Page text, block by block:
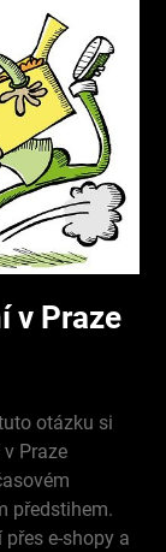
v Praze
otázku si
Praze
předstihem.
e-shopy a